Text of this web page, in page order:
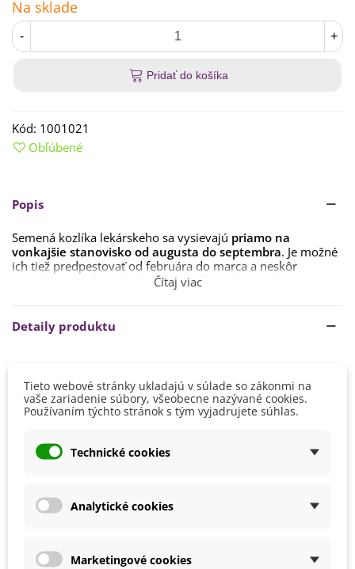
Na sklade
- +
Pridať do košíka
Kód: 1001021
Obľúbené
Popis
Semená kozlíka lekárskeho sa vysievajú priamo na
vonkajšie stanovisko od augusta do septembra. Je možné
ich tiež predpestovať od februára do marca a neskôr
presadiť von, ale rastlinky z jesenného výsevu sú
Semená sa vysievajú
na povrch substrátu, 30 cm od seba.
Doba klíčenia je1 – 3 týždne
byťneustále vlhká.
Rastliny súmrazuvzdornéa nepotrebujú na zimu žiadne
Koreň sa zberá v druhom roku od výsevu a
suší pri teplote
Čítaj viac
Detaily produktu
Farba Kvetu
Biela
Ružová
Pestovanie
Slnečné
Tieto webové stránky ukladajú v súlade so zákonmi na
vaše zariadenie súbory, všeobecne nazývané cookies.
Používaním týchto stránok s tým vyjadrujete súhlas.
Technické cookies
Analytické cookies
Marketingové cookies